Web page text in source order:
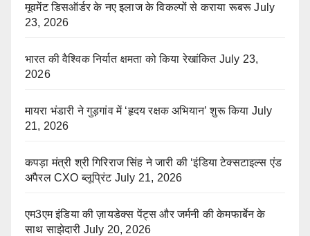
मूवमेंट डिसऑर्डर के नए इलाज के विकल्पों से कराया रूबरू July
23, 2026
भारत की वैश्विक निर्यात क्षमता को किया रेखांकित July 23,
2026
मायरा भंडारी ने गुड़गांव में ‘हृदय रक्षक अभियान’ शुरू किया July
21, 2026
कपड़ा मंत्री श्री गिरिराज सिंह ने जारी की ‘इंडिया टेक्सटाइल्स एंड
अपैरल CXO ब्लूप्रिंट July 21, 2026
एम3एम इंडिया की ज़ायडेक्स पेंट्स और जर्मनी की केमफार्बेन के
साथ साझेदारी July 20, 2026